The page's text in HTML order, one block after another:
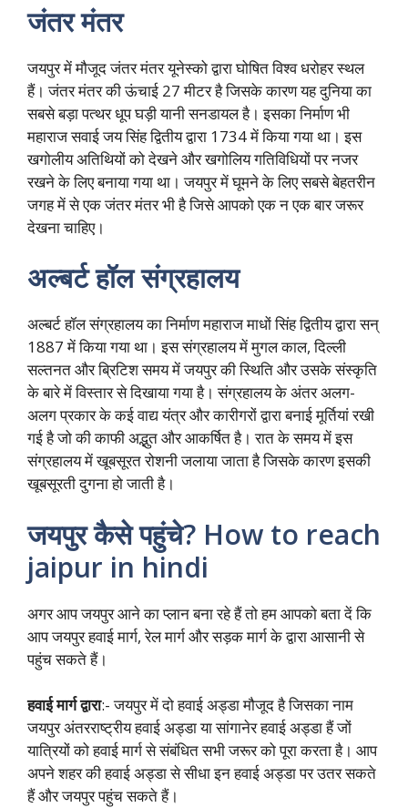
जंतर मंतर
जयपुर में मौजूद जंतर मंतर यूनेस्को द्वारा घोषित विश्व धरोहर स्थल
हैं। जंतर मंतर की ऊंचाई 27 मीटर है जिसके कारण यह दुनिया का
सबसे बड़ा पत्थर धूप घड़ी यानी सनडायल है। इसका निर्माण भी
महाराज सवाई जय सिंह द्वितीय द्वारा 1734 में किया गया था। इस
खगोलीय अतिथियों को देखने और खगोलिय गतिविधियों पर नजर
रखने के लिए बनाया गया था। जयपुर में घूमने के लिए सबसे बेहतरीन
जगह में से एक जंतर मंतर भी है जिसे आपको एक न एक बार जरूर
देखना चाहिए।
अल्बर्ट हॉल संग्रहालय
अल्बर्ट हॉल संग्रहालय का निर्माण महाराज माधों सिंह द्वितीय द्वारा सन्
1887 में किया गया था। इस संग्रहालय में मुगल काल, दिल्ली
सल्तनत और ब्रिटिश समय में जयपुर की स्थिति और उसके संस्कृति
के बारे में विस्तार से दिखाया गया है। संग्रहालय के अंतर अलग-
अलग प्रकार के कई वाद्य यंत्र और कारीगरों द्वारा बनाई मूर्तियां रखी
गई है जो की काफी अद्भुत और आकर्षित है। रात के समय में इस
संग्रहालय में खूबसूरत रोशनी जलाया जाता है जिसके कारण इसकी
खूबसूरती दुगना हो जाती है।
जयपुर कैसे पहुंचे? How to reach
jaipur in hindi
अगर आप जयपुर आने का प्लान बना रहे हैं तो हम आपको बता दें कि
आप जयपुर हवाई मार्ग, रेल मार्ग और सड़क मार्ग के द्वारा आसानी से
पहुंच सकते हैं।
हवाई मार्ग द्वारा:- जयपुर में दो हवाई अड्डा मौजूद है जिसका नाम
जयपुर अंतरराष्ट्रीय हवाई अड्डा या सांगानेर हवाई अड्डा हैं जों
यात्रियों को हवाई मार्ग से संबंधित सभी जरूर को पूरा करता है। आप
अपने शहर की हवाई अड्डा से सीधा इन हवाई अड्डा पर उतर सकते
हैं और जयपुर पहुंच सकते हैं।